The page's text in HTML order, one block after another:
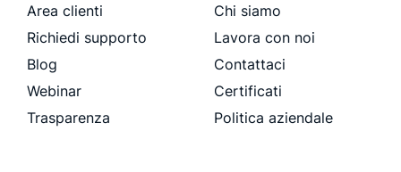
Area clienti
Richiedi supporto
Blog
Webinar
Trasparenza
Chi siamo
Lavora con noi
Contattaci
Certificati
Politica aziendale